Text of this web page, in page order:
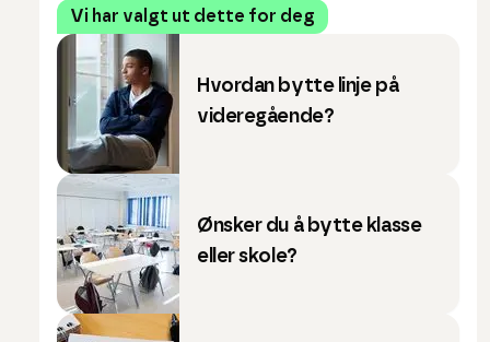
Vi har valgt ut dette for deg
Hvordan bytte linje på
videregående?
Ønsker du å bytte klasse
eller skole?